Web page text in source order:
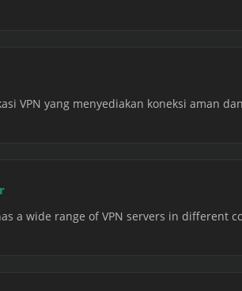
VPN yang menyediakan koneksi aman
a wide range of VPN servers in different